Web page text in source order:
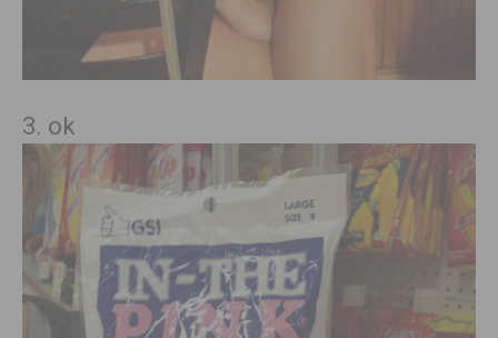
3. ok